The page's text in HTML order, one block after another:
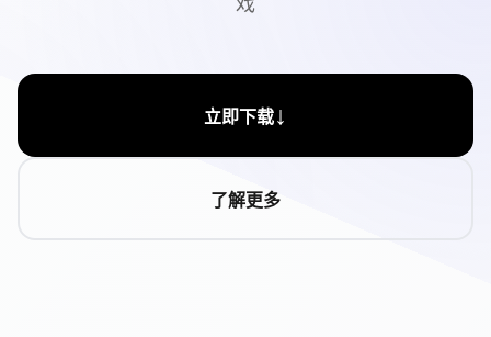
立即下载↓
了解更多